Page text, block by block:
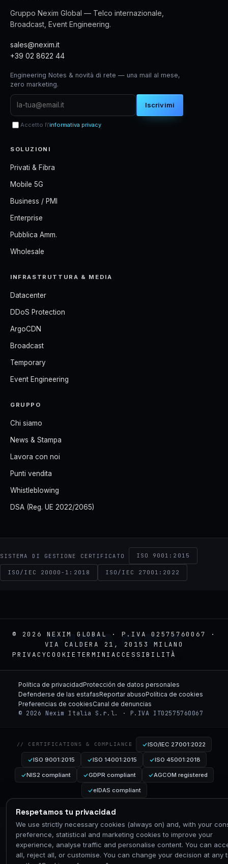
Gruppo Nexim Global — Telco internazionale,
Broadcast, Event Engineering.
sales@nexim.it
+39 02 8622 44
Engineering Notes & novità di rete — una mail al mese,
zero marketing.
Iscrivimi
Accetto l\'informativa privacy
SOLUZIONI
Privati & Fibra
Mobile 5G
Business / PMI
Enterprise
Pubblica Amm.
Wholesale
INFRASTRUTTURA & MEDIA
Datacenter
DDoS Protection
ArgoCDN
Broadcast
Temporary
Event Engineering
GRUPPO
Chi siamo
News & Stampa
Lavora con noi
Punti vendita
Whistleblowing
DSA (Reg. UE 2022/2065)
SISTEMA DI GESTIONE CERTIFICATO ISO 9001:2015
ISO/IEC 20000-1:2018 ISO/IEC 27001:2022
© 2026 NEXIM GLOBAL · P.IVA 02575760067 ·
VIA CALDERA 21, 20153 MILANO
PRIVACYCOOKIE TERMINI ACCESSIBILITÀ
NEXIM
Respetamos tu privacidad
We use strictly necessary cookies (always on) and, with your
preference, statistical and marketing cookies to improve your
experience, analyse traffic and personalise content. You can
all, reject all, or customise. You can change your decision at any
Política de privacidadProtección de datos personales
Defenderse de las estafasReportar abusoPolítica de cookies
Preferencias de cookiesCanal de denuncias
© 2026 Nexim Italia S.r.l. · P.IVA IT02575760067
// CERTIFICATIONS & COMPLIANCE ISO/IEC 27001:2022
ISO 9001:2015 ISO 14001:2015 ISO 45001:2018
NIS2 compliant GDPR compliant AGCOM registered
eIDAS compliant